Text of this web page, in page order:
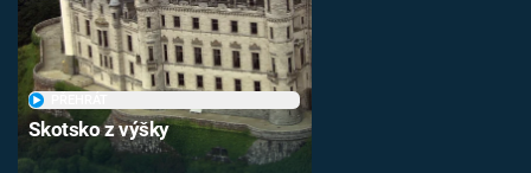
Skotsko z výšky